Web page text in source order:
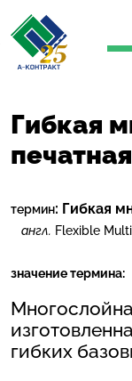
Гибкая
термин: Гибкая
англ. Flexible
значение термина:
гибких